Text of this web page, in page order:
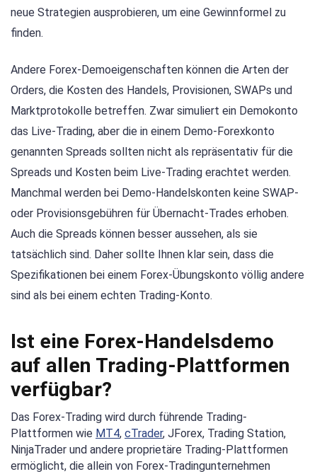
neue Strategien ausprobieren, um eine Gewinnformel zu
finden.
Andere Forex-Demoeigenschaften können die Arten der
Orders, die Kosten des Handels, Provisionen, SWAPs und
Marktprotokolle betreffen. Zwar simuliert ein Demokonto
das Live-Trading, aber die in einem Demo-Forexkonto
genannten Spreads sollten nicht als repräsentativ für die
Spreads und Kosten beim Live-Trading erachtet werden.
Manchmal werden bei Demo-Handelskonten keine SWAP-
oder Provisionsgebühren für Übernacht-Trades erhoben.
Auch die Spreads können besser aussehen, als sie
tatsächlich sind. Daher sollte Ihnen klar sein, dass die
Spezifikationen bei einem Forex-Übungskonto völlig andere
sind als bei einem echten Trading-Konto.
Ist eine Forex-Handelsdemo
auf allen Trading-Plattformen
verfügbar?
Das Forex-Trading wird durch führende Trading-
Plattformen wie MT4, cTrader, JForex, Trading Station,
NinjaTrader und andere proprietäre Trading-Plattformen
ermöglicht, die allein von Forex-Tradingunternehmen